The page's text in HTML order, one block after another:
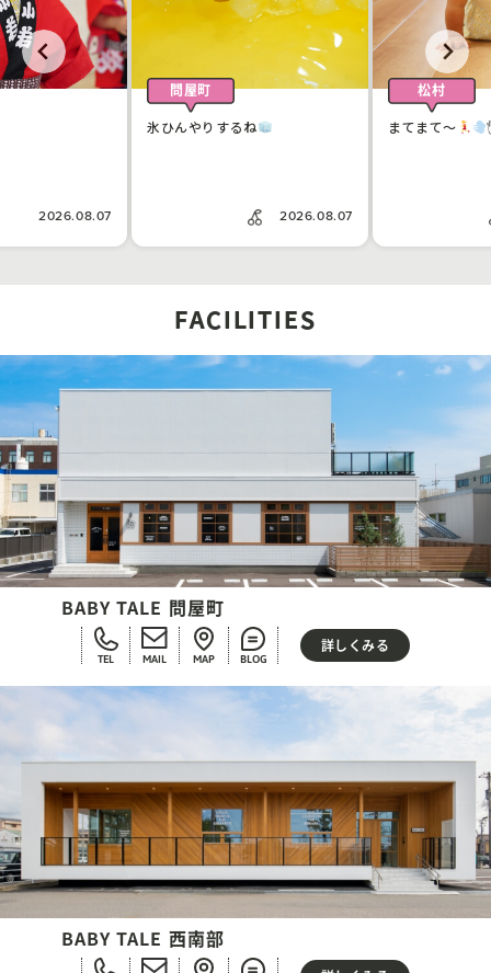
2026.08.07
問屋町
氷ひんやりするね
2026.08.07
松村
まてまて〜
FACILITIES
BABY TALE 問屋町
TEL MAIL MAP BLOG
詳しくみる
BABY TALE 西南部